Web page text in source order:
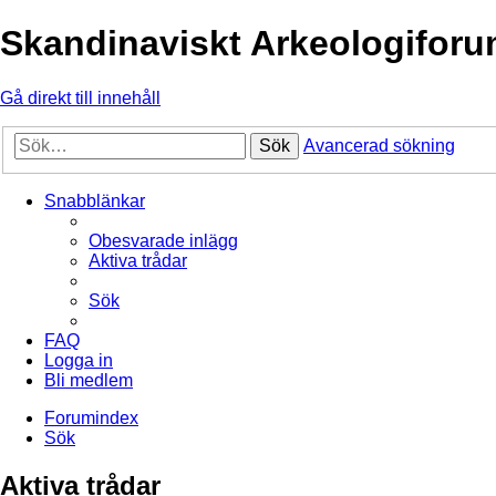
Skandinaviskt
Gå direkt till innehåll
Sök Avancerad sökning
Snabblänkar
Obesvarade inlägg
Aktiva trådar
Sök
FAQ
Logga in
Bli medlem
Forumindex
Sök
Aktiva trådar